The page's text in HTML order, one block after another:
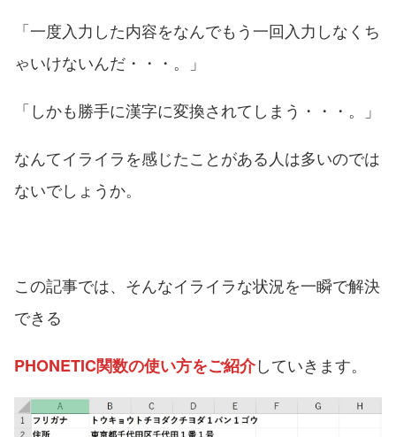
「一度入力した内容をなんでもう一回入力しなくち
ゃいけないんだ・・・。」
「しかも勝手に漢字に変換されてしまう・・・。」
なんてイライラを感じたことがある人は多いのでは
ないでしょうか。
この記事では、そんなイライラな状況を一瞬で解決
できる
PHONETIC関数の使い方をご紹介していきます。